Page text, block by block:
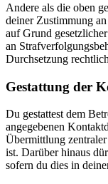
Andere als die oben
deiner Zustimmung
auf Grund
an
Durchsetzung
Gestattung der
Du gestattest dem
angegebenen
Übermittlung
ist. Darüber hinaus
sofern du dies in